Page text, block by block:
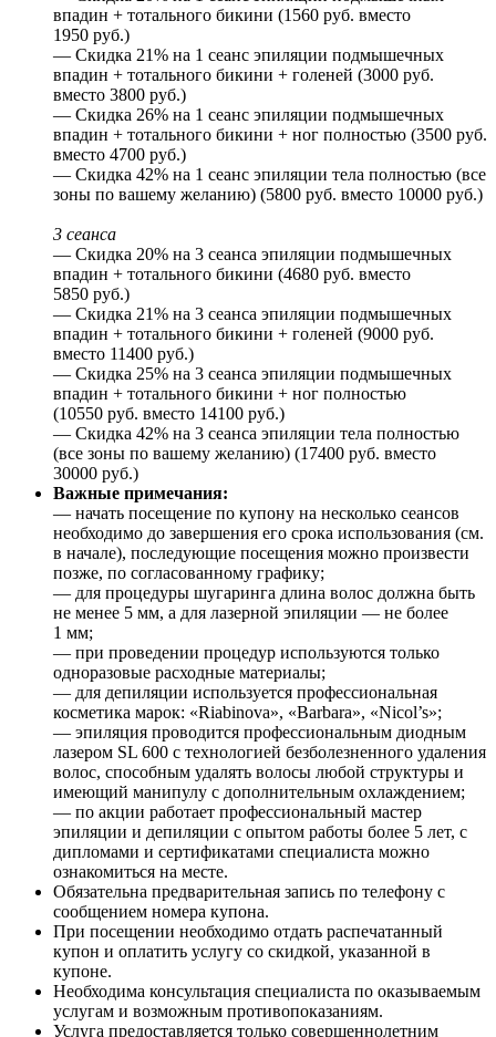
впадин + тотального бикини (1560 руб. вместо
1950 руб.)
— Скидка 21% на 1 сеанс эпиляции подмышечных
впадин + тотального бикини + голеней (3000 руб.
вместо 3800 руб.)
— Скидка 26% на 1 сеанс эпиляции подмышечных
впадин + тотального бикини + ног полностью (3500 руб.
вместо 4700 руб.)
— Скидка 42% на 1 сеанс эпиляции тела полностью (все
зоны по вашему желанию) (5800 руб. вместо 10000 руб.)
3 сеанса
— Скидка 20% на 3 сеанса эпиляции подмышечных
впадин + тотального бикини (4680 руб. вместо
5850 руб.)
— Скидка 21% на 3 сеанса эпиляции подмышечных
впадин + тотального бикини + голеней (9000 руб.
вместо 11400 руб.)
— Скидка 25% на 3 сеанса эпиляции подмышечных
впадин + тотального бикини + ног полностью
(10550 руб. вместо 14100 руб.)
— Скидка 42% на 3 сеанса эпиляции тела полностью
(все зоны по вашему желанию) (17400 руб. вместо
30000 руб.)
Важные примечания:
— начать посещение по купону на несколько сеансов
необходимо до завершения его срока использования (см.
в начале), последующие посещения можно произвести
позже, по согласованному графику;
— для процедуры шугаринга длина волос должна быть
не менее 5 мм, а для лазерной эпиляции — не более
1 мм;
— при проведении процедур используются только
одноразовые расходные материалы;
— для депиляции используется профессиональная
косметика марок: «Riabinova», «Barbara», «Nicol’s»;
— эпиляция проводится профессиональным диодным
лазером SL 600 с технологией безболезненного удаления
волос, способным удалять волосы любой структуры и
имеющий манипулу с дополнительным охлаждением;
— по акции работает профессиональный мастер
эпиляции и депиляции с опытом работы более 5 лет, с
дипломами и сертификатами специалиста можно
ознакомиться на месте.
Обязательна предварительная запись по телефону с
сообщением номера купона.
При посещении необходимо отдать распечатанный
купон и оплатить услугу со скидкой, указанной в
купоне.
Необходима консультация специалиста по оказываемым
услугам и возможным противопоказаниям.
Услуга предоставляется только совершеннолетним